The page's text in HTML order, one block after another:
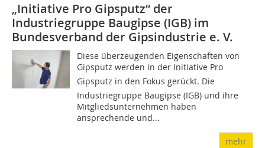
„Initiative Pro Gipsputz“ der
Industriegruppe Baugipse (IGB) im
Bundesverband der Gipsindustrie e. V.
Diese überzeugenden Eigenschaften von
Gipsputz werden in der Initiative Pro
Gipsputz in den Fokus gerückt. Die
Industriegruppe Baugipse (IGB) und ihre
Mitgliedsunternehmen haben
ansprechende und...
mehr